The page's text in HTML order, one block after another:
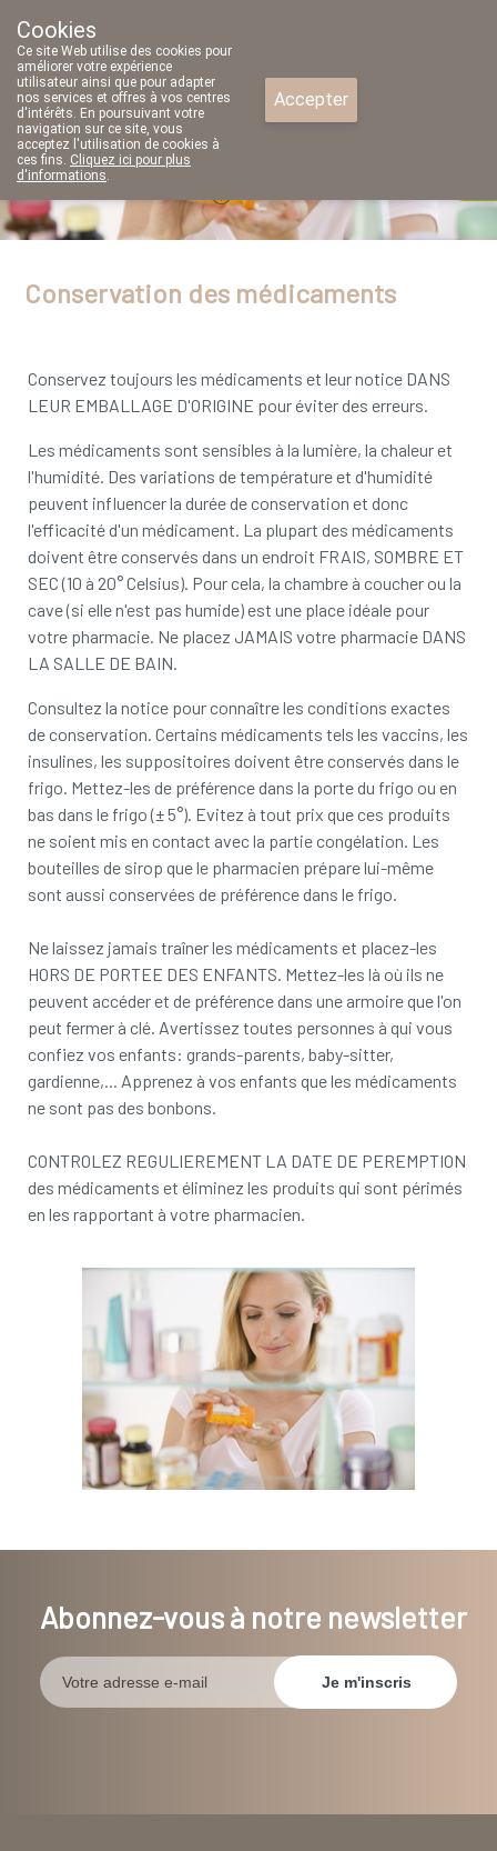
Aujourd'hui A présent
Conservation des médicaments
Conservez toujours les médicaments et leur notice DANS
LEUR EMBALLAGE D'ORIGINE pour éviter des erreurs.
Les médicaments sont sensibles à la lumière, la chaleur et
l'humidité. Des variations de température et d'humidité
peuvent influencer la durée de conservation et donc
l'efficacité d'un médicament. La plupart des médicaments
doivent être conservés dans un endroit FRAIS, SOMBRE ET
SEC (10 à 20° Celsius). Pour cela, la chambre à coucher ou la
cave (si elle n'est pas humide) est une place idéale pour
votre pharmacie. Ne placez JAMAIS votre pharmacie DANS
LA SALLE DE BAIN.
Consultez la notice pour connaître les conditions exactes
de conservation. Certains médicaments tels les vaccins, les
insulines, les suppositoires doivent être conservés dans le
frigo. Mettez-les de préférence dans la porte du frigo ou en
bas dans le frigo (± 5°). Evitez à tout prix que ces produits
ne soient mis en contact avec la partie congélation. Les
bouteilles de sirop que le pharmacien prépare lui-même
sont aussi conservées de préférence dans le frigo.
Ne laissez jamais traîner les médicaments et placez-les
HORS DE PORTEE DES ENFANTS. Mettez-les là où ils ne
peuvent accéder et de préférence dans une armoire que l'on
peut fermer à clé. Avertissez toutes personnes à qui vous
confiez vos enfants: grands-parents, baby-sitter,
gardienne,... Apprenez à vos enfants que les médicaments
ne sont pas des bonbons.
CONTROLEZ REGULIEREMENT LA DATE DE PEREMPTION
des médicaments et éliminez les produits qui sont périmés
en les rapportant à votre pharmacien.
Abonnez-vous à notre newsletter
Cookies
Ce site Web utilise des cookies pour
améliorer votre expérience
utilisateur ainsi que pour adapter
nos services et offres à vos centres
d'intérêts. En poursuivant votre
navigation sur ce site, vous
acceptez l'utilisation de cookies à
ces fins. Cliquez ici pour plus
d'informations.
Accepter